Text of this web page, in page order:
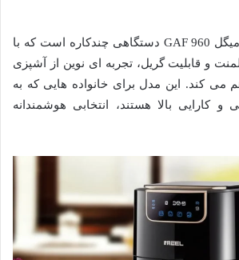
سرخ کن بدون روغن میگل GAF 960 دستگاهی چندکاره است که با
و قابلیت گریل، تجربه ای نوین از آشپزی
می کند. این مدل برای خانواده هایی که به
و کارایی بالا هستند، انتخابی هوشمندانه